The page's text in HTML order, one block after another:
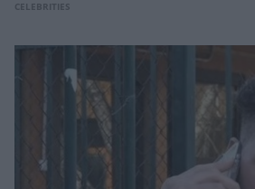
CELEBRITIES